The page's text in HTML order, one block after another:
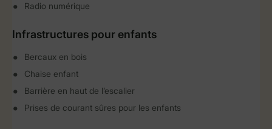
Radio numérique
Infrastructures pour enfants
Bercaux en bois
Chaise enfant
Barrière en haut de l’escalier
Prises de courant sûres pour les enfants